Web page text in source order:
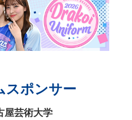
スポンサー
屋芸術大学